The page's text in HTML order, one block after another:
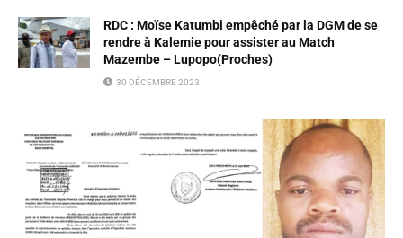
RDC : Moïse Katumbi empêché par la DGM de se
rendre à Kalemie pour assister au Match
Mazembe – Lupopo(Proches)
30 DÉCEMBRE 2023